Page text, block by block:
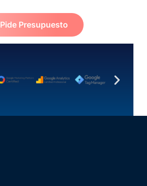
Pide Presupuesto